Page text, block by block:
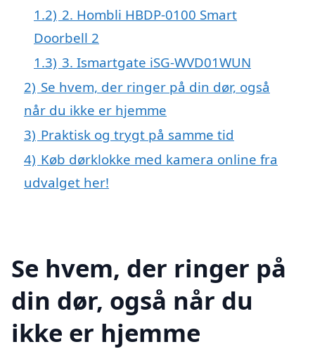
1.2) 2. Hombli HBDP-0100 Smart
Doorbell 2
1.3) 3. Ismartgate iSG-WVD01WUN
2) Se hvem, der ringer på din dør, også
når du ikke er hjemme
3) Praktisk og trygt på samme tid
4) Køb dørklokke med kamera online fra
udvalget her!
Se hvem, der ringer på
din dør, også når du
ikke er hjemme